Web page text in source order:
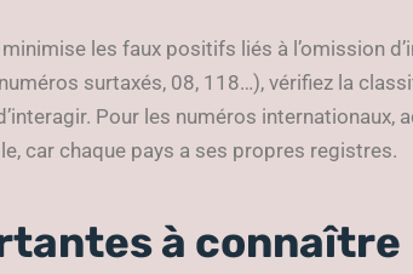
les faux positifs liés à l’omission
surtaxés, 08, 118…), vérifiez la
Pour les numéros internationaux,
car chaque pays a ses propres registres.
à connaître